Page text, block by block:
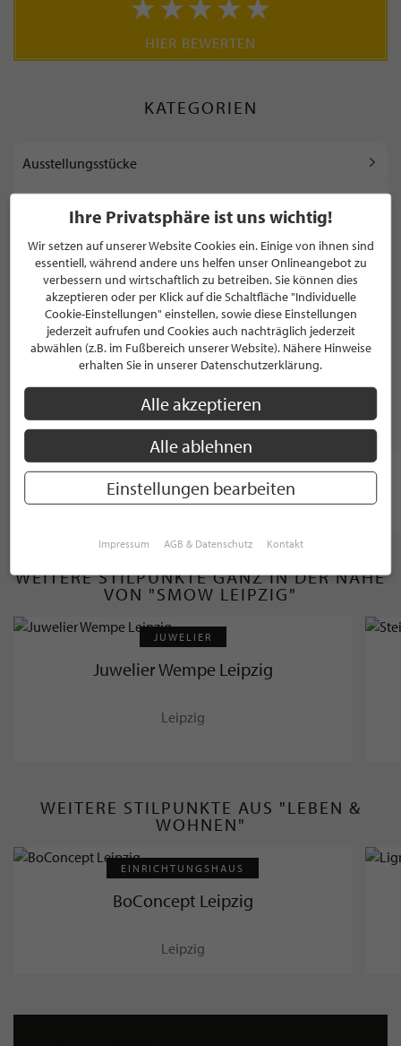
HIER BEWERTEN
KATEGORIEN
Ausstellungsstücke
Couch
Dekoration
WEITERE KATEGORIEN ANZEIGEN
MARKEN
WEITERE STILPUNKTE GANZ IN DER NÄHE
VON "SMOW LEIPZIG"
JUWELIER
Juwelier Wempe Leipzig
Leipzig
WEITERE STILPUNKTE AUS "LEBEN &
WOHNEN"
EINRICHTUNGSHAUS
BoConcept Leipzig
Leipzig
Ihre Privatsphäre ist uns wichtig!
Wir setzen auf unserer Website Cookies ein. Einige von ihnen sind
essentiell, während andere uns helfen unser Onlineangebot zu
verbessern und wirtschaftlich zu betreiben. Sie können dies
akzeptieren oder per Klick auf die Schaltfläche "Individuelle
Cookie-Einstellungen" einstellen, sowie diese Einstellungen
jederzeit aufrufen und Cookies auch nachträglich jederzeit
abwählen (z.B. im Fußbereich unserer Website). Nähere Hinweise
erhalten Sie in unserer Datenschutzerklärung.
Alle akzeptieren
Alle ablehnen
Einstellungen bearbeiten
Impressum AGB & Datenschutz Kontakt